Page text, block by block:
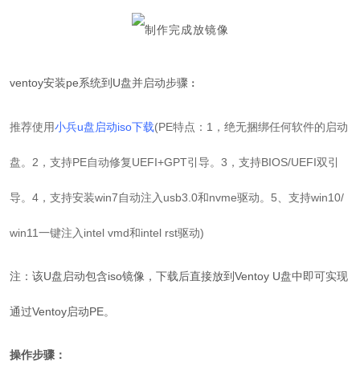
ventoy安装pe系统到U盘并启动步骤 ：
推荐使用小兵u盘启动iso下载(PE特点：1，绝无捆绑任何软件的启动
盘。2，支持PE自动修复UEFI+GPT引导。3，支持BIOS/UEFI双引
导。4，支持安装win7自动注入usb3.0和nvme驱动。5、支持win10/
win11一键注入intel vmd和intel rst驱动)
注：该U盘启动包含iso镜像，下载后直接放到Ventoy U盘中即可实现
通过Ventoy启动PE。
操作步骤：